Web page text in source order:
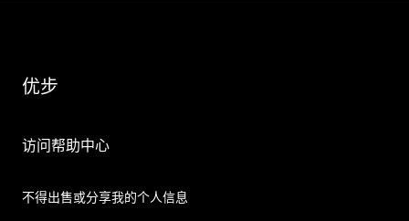
优步
访问帮助中心
不得出售或分享我的个人信息